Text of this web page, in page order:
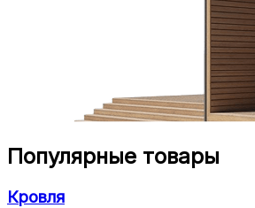
Популярные товары
Кровля